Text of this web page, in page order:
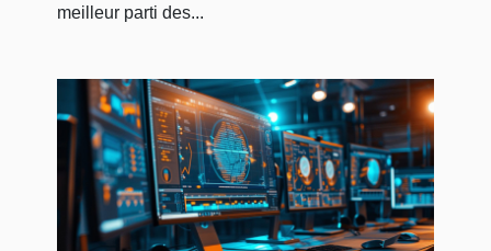
meilleur parti des...